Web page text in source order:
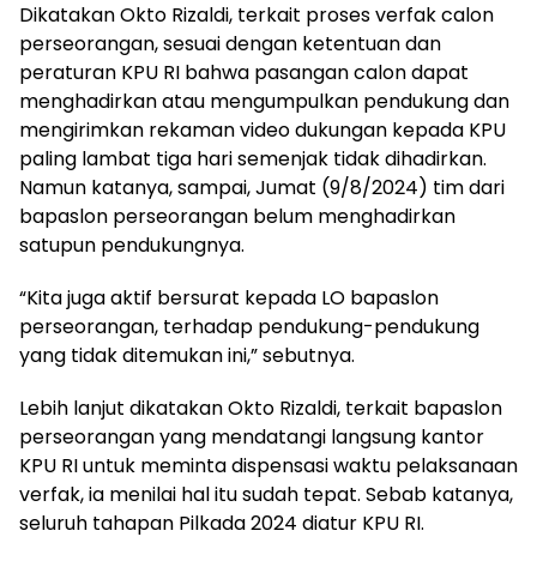
Dikatakan Okto Rizaldi, terkait proses verfak calon
perseorangan, sesuai dengan ketentuan dan
peraturan KPU RI bahwa pasangan calon dapat
menghadirkan atau mengumpulkan pendukung dan
mengirimkan rekaman video dukungan kepada KPU
paling lambat tiga hari semenjak tidak dihadirkan.
Namun katanya, sampai, Jumat (9/8/2024) tim dari
bapaslon perseorangan belum menghadirkan
satupun pendukungnya.
“Kita juga aktif bersurat kepada LO bapaslon
perseorangan, terhadap pendukung-pendukung
yang tidak ditemukan ini,” sebutnya.
Lebih lanjut dikatakan Okto Rizaldi, terkait bapaslon
perseorangan yang mendatangi langsung kantor
KPU RI untuk meminta dispensasi waktu pelaksanaan
verfak, ia menilai hal itu sudah tepat. Sebab katanya,
seluruh tahapan Pilkada 2024 diatur KPU RI.